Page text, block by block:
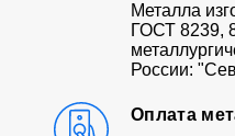
Металла
ГОСТ 8239,
России:
Оплата